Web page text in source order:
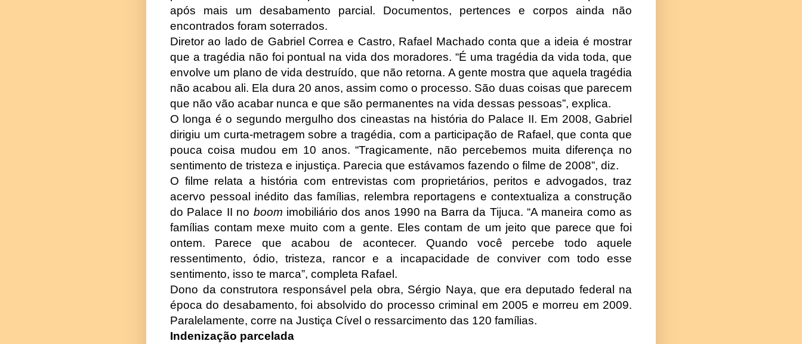
após mais um desabamento parcial. Documentos, pertences e corpos ainda não
encontrados foram soterrados.
Diretor ao lado de Gabriel Correa e Castro, Rafael Machado conta que a ideia é mostrar
que a tragédia não foi pontual na vida dos moradores. “É uma tragédia da vida toda, que
envolve um plano de vida destruído, que não retorna. A gente mostra que aquela tragédia
não acabou ali. Ela dura 20 anos, assim como o processo. São duas coisas que parecem
que não vão acabar nunca e que são permanentes na vida dessas pessoas”, explica.
O longa é o segundo mergulho dos cineastas na história do Palace II. Em 2008, Gabriel
dirigiu um curta-metragem sobre a tragédia, com a participação de Rafael, que conta que
pouca coisa mudou em 10 anos. “Tragicamente, não percebemos muita diferença no
sentimento de tristeza e injustiça. Parecia que estávamos fazendo o filme de 2008”, diz.
O filme relata a história com entrevistas com proprietários, peritos e advogados, traz
acervo pessoal inédito das famílias, relembra reportagens e contextualiza a construção
do Palace II no boom imobiliário dos anos 1990 na Barra da Tijuca. “A maneira como as
famílias contam mexe muito com a gente. Eles contam de um jeito que parece que foi
ontem. Parece que acabou de acontecer. Quando você percebe todo aquele
ressentimento, ódio, tristeza, rancor e a incapacidade de conviver com todo esse
sentimento, isso te marca”, completa Rafael.
Dono da construtora responsável pela obra, Sérgio Naya, que era deputado federal na
época do desabamento, foi absolvido do processo criminal em 2005 e morreu em 2009.
Paralelamente, corre na Justiça Cível o ressarcimento das 120 famílias.
Indenização parcelada